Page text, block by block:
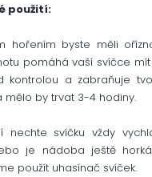
použití:
hořením byste měli
pomáhá vaší svíčce
kontrolou a zabraňuje
mělo by trvat 3-4 hodiny.
nechte svíčku vždy
je nádoba ještě
použít uhasínač svíček.